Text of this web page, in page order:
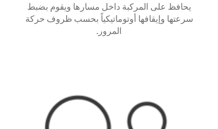
يحافظ على المركبة داخل مسارها ويقوم بضبط
سرعتها وإيقافها أوتوماتيكياً بحسب ظروف حركة
المرور.